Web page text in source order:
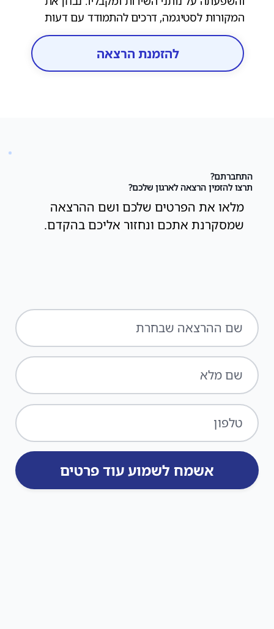
המקורות לסטיגמה, דרכים להתמודד עם דעות
קדומות במערכת השירות, וכיצד לקדם סביבת
עבודה מקבלת ומכילה יותר.
להזמנת הרצאה
אשמח לשמוע עוד פרטים
התחברתם?
תרצו להזמין הרצאה לארגון שלכם?
מלאו את הפרטים שלכם ושם ההרצאה
שמסקרנת אתכם ונחזור אליכם בהקדם.